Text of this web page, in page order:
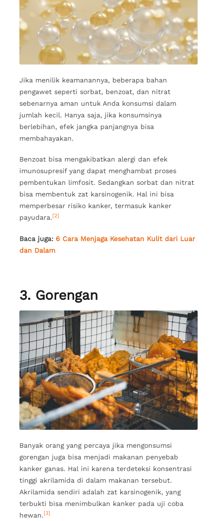
Jika menilik keamanannya, beberapa bahan
pengawet seperti sorbat, benzoat, dan nitrat
sebenarnya aman untuk Anda konsumsi dalam
jumlah kecil. Hanya saja, jika konsumsinya
berlebihan, efek jangka panjangnya bisa
membahayakan.
Benzoat bisa mengakibatkan alergi dan efek
imunosupresif yang dapat menghambat proses
pembentukan limfosit. Sedangkan sorbat dan nitrat
bisa membentuk zat karsinogenik. Hal ini bisa
memperbesar risiko kanker, termasuk kanker
payudara. [2]
Baca juga: 6 Cara Menjaga Kesehatan Kulit dari Luar
dan Dalam
3. Gorengan
Banyak orang yang percaya jika mengonsumsi
gorengan juga bisa menjadi makanan penyebab
kanker ganas. Hal ini karena terdeteksi konsentrasi
tinggi akrilamida di dalam makanan tersebut.
Akrilamida sendiri adalah zat karsinogenik, yang
terbukti bisa menimbulkan kanker pada uji coba
hewan. [3]